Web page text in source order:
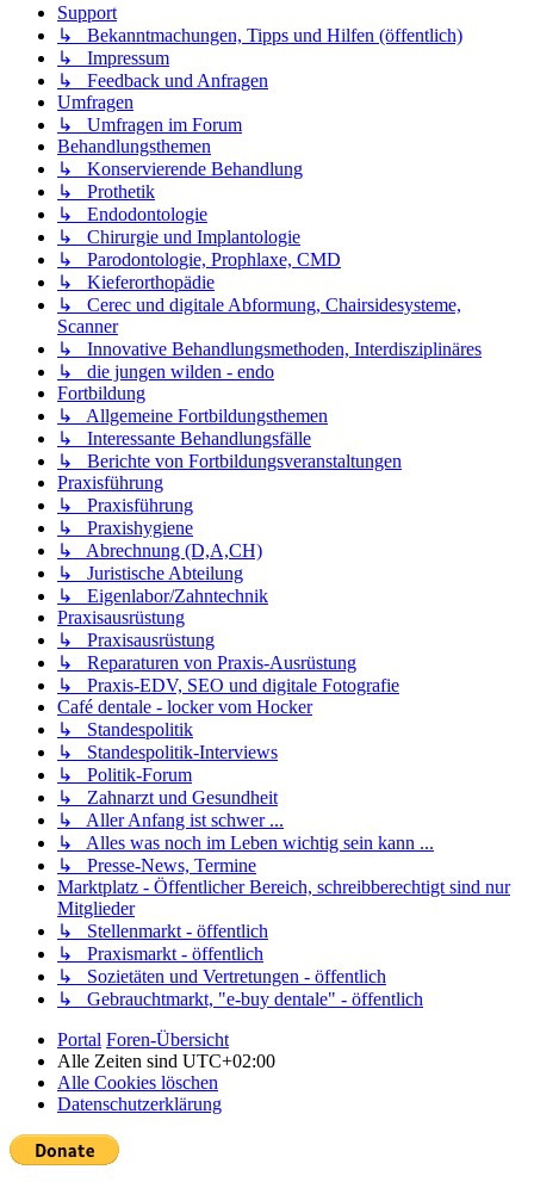
Support
↳ Bekanntmachungen, Tipps und Hilfen (öffentlich)
↳ Impressum
↳ Feedback und Anfragen
Umfragen
↳ Umfragen im Forum
Behandlungsthemen
↳ Konservierende Behandlung
↳ Prothetik
↳ Endodontologie
↳ Chirurgie und Implantologie
↳ Parodontologie, Prophlaxe, CMD
↳ Kieferorthopädie
↳ Cerec und digitale Abformung, Chairsidesysteme,
Scanner
↳ Innovative Behandlungsmethoden, Interdisziplinäres
↳ die jungen wilden - endo
Fortbildung
↳ Allgemeine Fortbildungsthemen
↳ Interessante Behandlungsfälle
↳ Berichte von Fortbildungsveranstaltungen
Praxisführung
↳ Praxisführung
↳ Praxishygiene
↳ Abrechnung (D,A,CH)
↳ Juristische Abteilung
↳ Eigenlabor/Zahntechnik
Praxisausrüstung
↳ Praxisausrüstung
↳ Reparaturen von Praxis-Ausrüstung
↳ Praxis-EDV, SEO und digitale Fotografie
Café dentale - locker vom Hocker
↳ Standespolitik
↳ Standespolitik-Interviews
↳ Politik-Forum
↳ Zahnarzt und Gesundheit
↳ Aller Anfang ist schwer ...
↳ Alles was noch im Leben wichtig sein kann ...
↳ Presse-News, Termine
Marktplatz - Öffentlicher Bereich, schreibberechtigt sind nur
Mitglieder
↳ Stellenmarkt - öffentlich
↳ Praxismarkt - öffentlich
↳ Sozietäten und Vertretungen - öffentlich
↳ Gebrauchtmarkt, "e-buy dentale" - öffentlich
Portal Foren-Übersicht
Alle Zeiten sind UTC+02:00
Alle Cookies löschen
Datenschutzerklärung